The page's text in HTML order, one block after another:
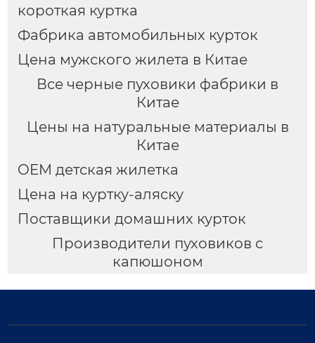
короткая куртка
Фабрика автомобильных курток
Цена мужского жилета в Китае
Все черные пуховики фабрики в
Китае
Цены на натуральные материалы в
Китае
OEM детская жилетка
Цена на куртку-аляску
Поставщики домашних курток
Производители пуховиков с
капюшоном